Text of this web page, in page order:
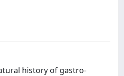
history of gastro-